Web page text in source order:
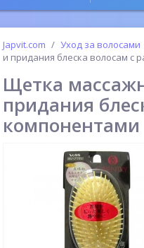
Japvit.com Уход за волосами
и придания блеска волосам с
Щетка
придания
компонентами